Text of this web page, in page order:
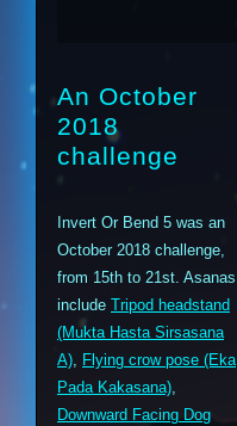
An October
2018
challenge
Invert Or Bend 5 was an
October 2018 challenge,
from 15th to 21st. Asanas
include Tripod headstand
(Mukta Hasta Sirsasana
A)
Flying crow pose (Eka
Pada Kakasana)
Downward Facing Dog